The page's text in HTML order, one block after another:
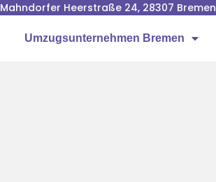
Mahndorfer Heerstraße 24, 28307 Bremen
Umzugsunternehmen Bremen